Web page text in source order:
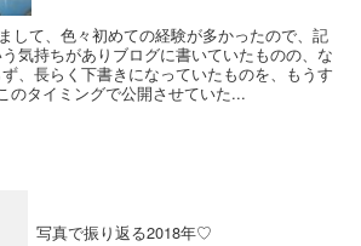
して、色々初めての経験が多かったので、記
気持ちがありブログに書いていたものの、な
、長らく下書きになっていたものを、もうす
のタイミングで公開させていた...
写真で振り返る2018年♡